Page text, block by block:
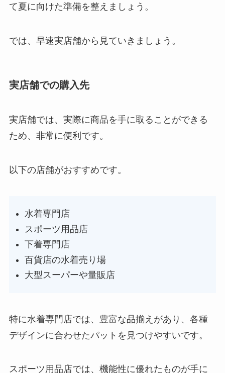
て夏に向けた準備を整えましょう。
では、早速実店舗から見ていきましょう。
実店舗での購入先
実店舗では、実際に商品を手に取ることができる
ため、非常に便利です。
以下の店舗がおすすめです。
水着専門店
スポーツ用品店
下着専門店
百貨店の水着売り場
大型スーパーや量販店
特に水着専門店では、豊富な品揃えがあり、各種
デザインに合わせたパットを見つけやすいです。
スポーツ用品店では、機能性に優れたものが手に